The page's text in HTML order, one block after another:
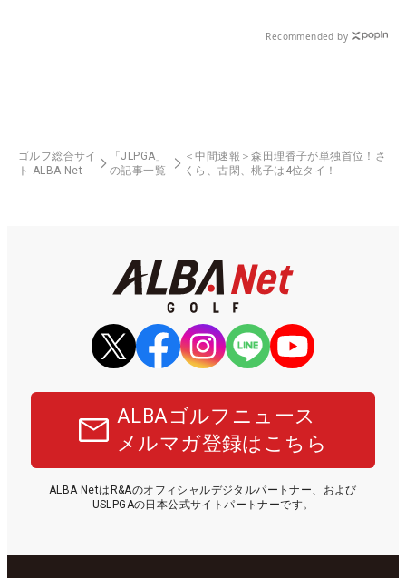
Recommended by
ゴルフ総合サイ
ト ALBA Net
「JLPGA」
の記事一覧
＜中間速報＞森田理香子が単独首位！さ
くら、古閑、桃子は4位タイ！
ALBAゴルフニュース
メルマガ登録はこちら
ALBA NetはR&Aのオフィシャルデジタルパートナー、および
USLPGAの日本公式サイトパートナーです。